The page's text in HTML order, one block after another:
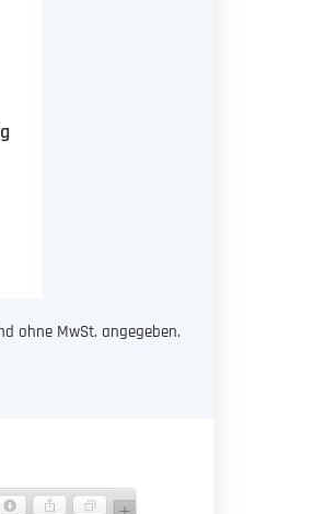
ohne MwSt. angegeben.